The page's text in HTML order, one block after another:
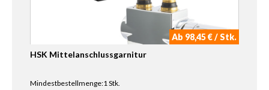
Ab 98,45 € / Stk.
HSK Mittelanschlussgarnitur
Mindestbestellmenge:1 Stk.